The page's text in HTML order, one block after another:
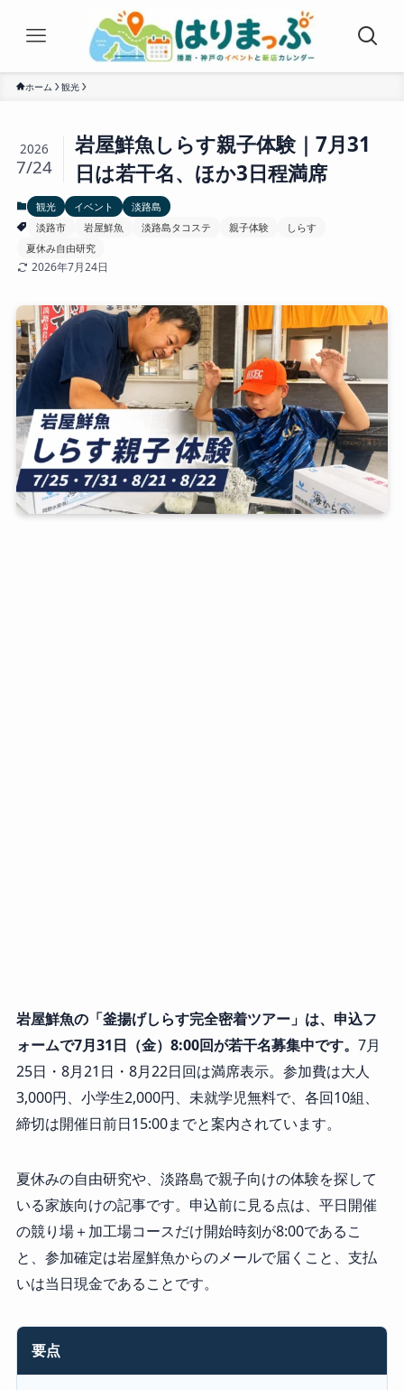
ホーム 観光
岩屋鮮魚しらす親子体験｜7月31
日は若干名、ほか3日程満席
2026
7/24
観光 イベント
淡路島
淡路市
岩屋鮮魚 淡路島タコステ 親子体験
しらす
夏休み自由研究
2026年7月24日
岩屋鮮魚の「釜揚げしらす完全密着ツアー」は、申込フ
ォームで7月31日（金）8:00回が若干名募集中です。 7月
25日・8月21日・8月22日回は満席表示。参加費は大人
3,000円、小学生2,000円、未就学児無料で、各回10組、
締切は開催日前日15:00までと案内されています。
夏休みの自由研究や、淡路島で親子向けの体験を探して
いる家族向けの記事です。申込前に見る点は、平日開催
の競り場＋加工場コースだけ開始時刻が8:00であるこ
と、参加確定は岩屋鮮魚からのメールで届くこと、支払
いは当日現金であることです。
要点